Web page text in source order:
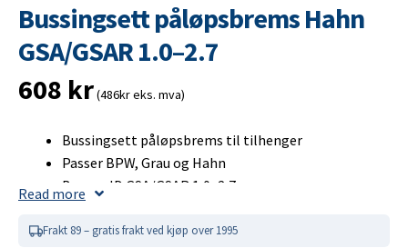
Bussingsett påløpsbrems Hahn
GSA/GSAR 1.0–2.7
608 kr(486kr eks. mva)
Bussingsett påløpsbrems til tilhenger
Passer BPW, Grau og Hahn
Broms-ID GSA/GSAR 1,0–2,7
Innhold: 1 stykk bussingsett foran og bak
Read more
Frakt 89 – gratis frakt ved kjøp over 1995